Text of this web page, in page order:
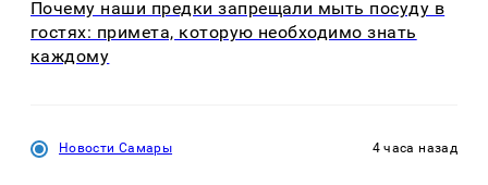
Почему наши предки запрещали мыть посуду в
гостях: примета, которую необходимо знать
каждому
Новости Самары 4 часа назад